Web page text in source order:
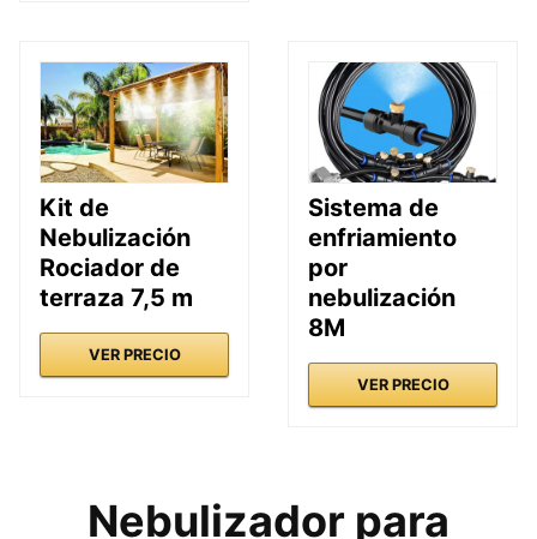
Kit de
Nebulización
Rociador de
terraza 7,5 m
VER PRECIO
Sistema de
enfriamiento
por
nebulización
8M
VER PRECIO
Nebulizador para